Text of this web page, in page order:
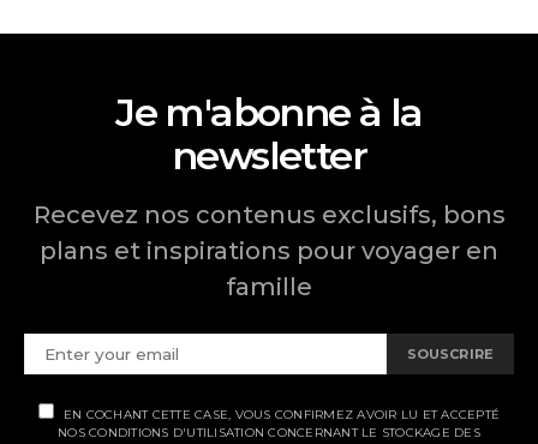
Je m'abonne à la
newsletter
Recevez nos contenus exclusifs, bons
plans et inspirations pour voyager en
famille
SOUSCRIRE
EN COCHANT CETTE CASE, VOUS CONFIRMEZ AVOIR LU ET ACCEPTÉ
NOS CONDITIONS D'UTILISATION CONCERNANT LE STOCKAGE DES